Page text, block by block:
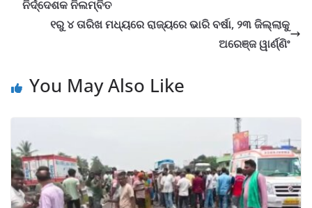
ନିର୍ଦ୍ଦେଶକ ନିଲମ୍ବିତ
୧ରୁ ୪ ତାରିଖ ମଧ୍ୟରେ ରାଜ୍ୟରେ ଭାରି ବର୍ଷା, ୨୩ ଜିଲ୍ଲାକୁ
ଅରେଞ୍ଜ ୱାର୍ଣ୍ଣିଂ
You May Also Like